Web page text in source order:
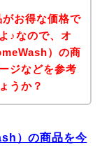
お得な価格で
♪なので、オ
）の商
ジなどを参考
うか？
）の商品を今